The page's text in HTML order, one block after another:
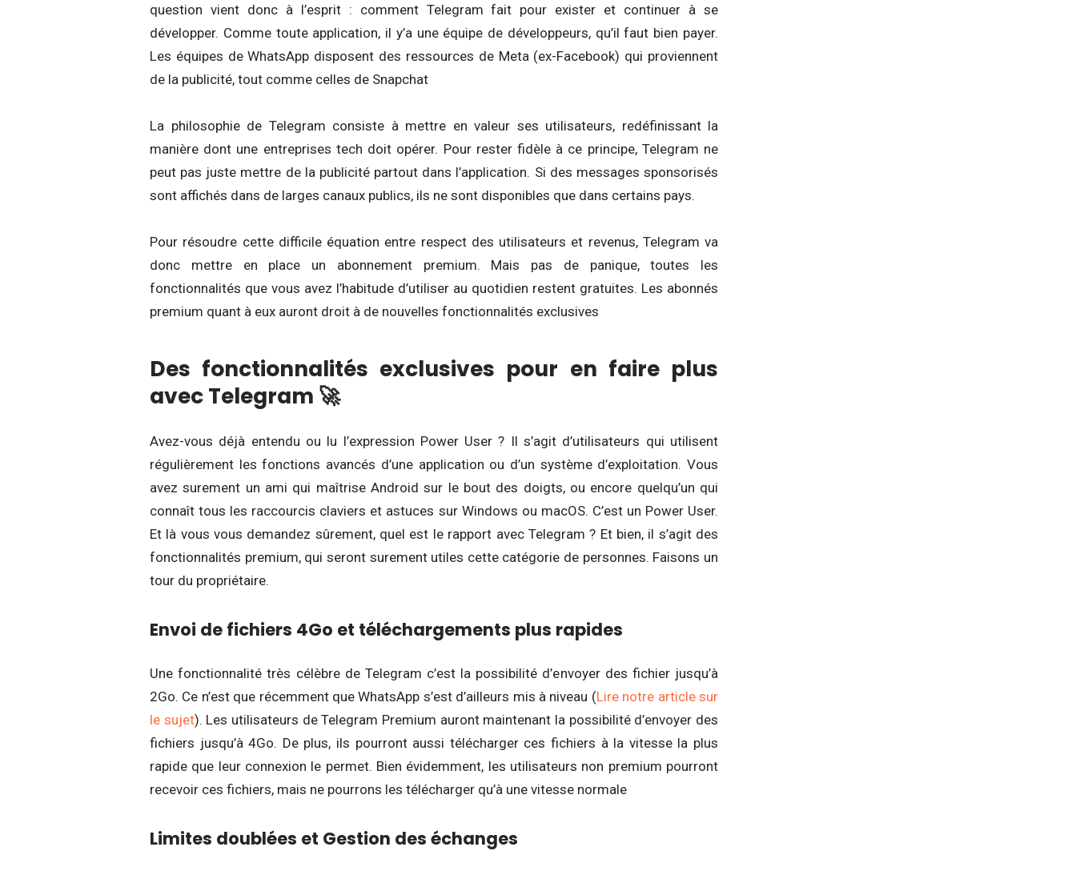
question vient donc à l’esprit : comment Telegram fait pour exister et continuer à se
développer. Comme toute application, il y’a une équipe de développeurs, qu’il faut bien payer.
Les équipes de WhatsApp disposent des ressources de Meta (ex-Facebook) qui proviennent
de la publicité, tout comme celles de Snapchat
La philosophie de Telegram consiste à mettre en valeur ses utilisateurs, redéfinissant la
manière dont une entreprises tech doit opérer. Pour rester fidèle à ce principe, Telegram ne
peut pas juste mettre de la publicité partout dans l’application. Si des messages sponsorisés
sont affichés dans de larges canaux publics, ils ne sont disponibles que dans certains pays.
Pour résoudre cette difficile équation entre respect des utilisateurs et revenus, Telegram va
donc mettre en place un abonnement premium. Mais pas de panique, toutes les
fonctionnalités que vous avez l’habitude d’utiliser au quotidien restent gratuites. Les abonnés
premium quant à eux auront droit à de nouvelles fonctionnalités exclusives
Des fonctionnalités exclusives pour en faire plus
avec Telegram 🚀
Avez-vous déjà entendu ou lu l’expression Power User ? Il s’agit d’utilisateurs qui utilisent
régulièrement les fonctions avancés d’une application ou d’un système d’exploitation. Vous
avez surement un ami qui maîtrise Android sur le bout des doigts, ou encore quelqu’un qui
connaît tous les raccourcis claviers et astuces sur Windows ou macOS. C’est un Power User.
Et là vous vous demandez sûrement, quel est le rapport avec Telegram ? Et bien, il s’agit des
fonctionnalités premium, qui seront surement utiles cette catégorie de personnes. Faisons un
tour du propriétaire.
Envoi de fichiers 4Go et téléchargements plus rapides
Une fonctionnalité très célèbre de Telegram c’est la possibilité d’envoyer des fichier jusqu’à
2Go. Ce n’est que récemment que WhatsApp s’est d’ailleurs mis à niveau (Lire notre article sur
le sujet). Les utilisateurs de Telegram Premium auront maintenant la possibilité d’envoyer des
fichiers jusqu’à 4Go. De plus, ils pourront aussi télécharger ces fichiers à la vitesse la plus
rapide que leur connexion le permet. Bien évidemment, les utilisateurs non premium pourront
recevoir ces fichiers, mais ne pourrons les télécharger qu’à une vitesse normale
Limites doublées et Gestion des échanges